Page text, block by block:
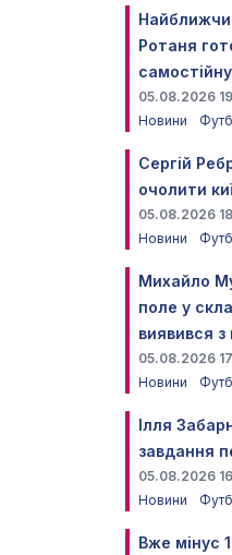
Ротаня
05.08.2026
Новини
Сергій
очолити
05.08.2026
Новини
Михайло
поле у
виявився
05.08.2026
Новини
Ілля
завдання
05.08.2026
Новини
Вже мінус